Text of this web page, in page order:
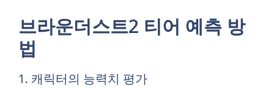
브라운더스트2 티어 예측 방
법
1. 캐릭터의 능력치 평가